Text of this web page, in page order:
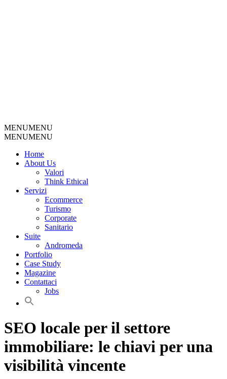
MENUMENU
MENUMENU
Home
About Us
Valori
Think Ethical
Servizi
Ecommerce
Turismo
Corporate
Sanitario
Suite
Andromeda
Portfolio
Case Study
Magazine
Contattaci
Jobs
SEO locale per il settore
immobiliare: le chiavi per una
visibilità vincente